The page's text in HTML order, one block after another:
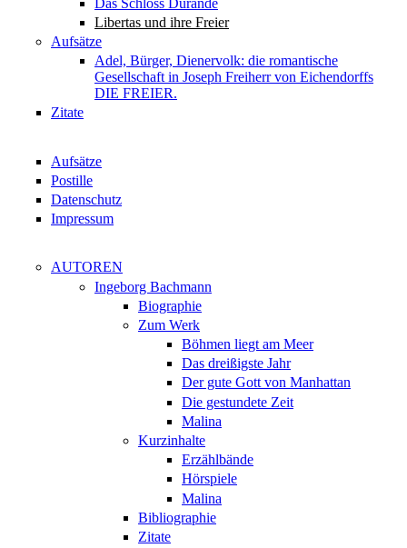
Libertas und ihre Freier
Aufsätze
Adel, Bürger, Dienervolk: die romantische
Gesellschaft in Joseph Freiherr von Eichendorffs
DIE FREIER.
Zitate
Aufsätze
Postille
Datenschutz
Impressum
AUTOREN
Ingeborg Bachmann
Biographie
Zum Werk
Böhmen liegt am Meer
Das dreißigste Jahr
Der gute Gott von Manhattan
Die gestundete Zeit
Malina
Kurzinhalte
Erzählbände
Hörspiele
Malina
Bibliographie
Zitate